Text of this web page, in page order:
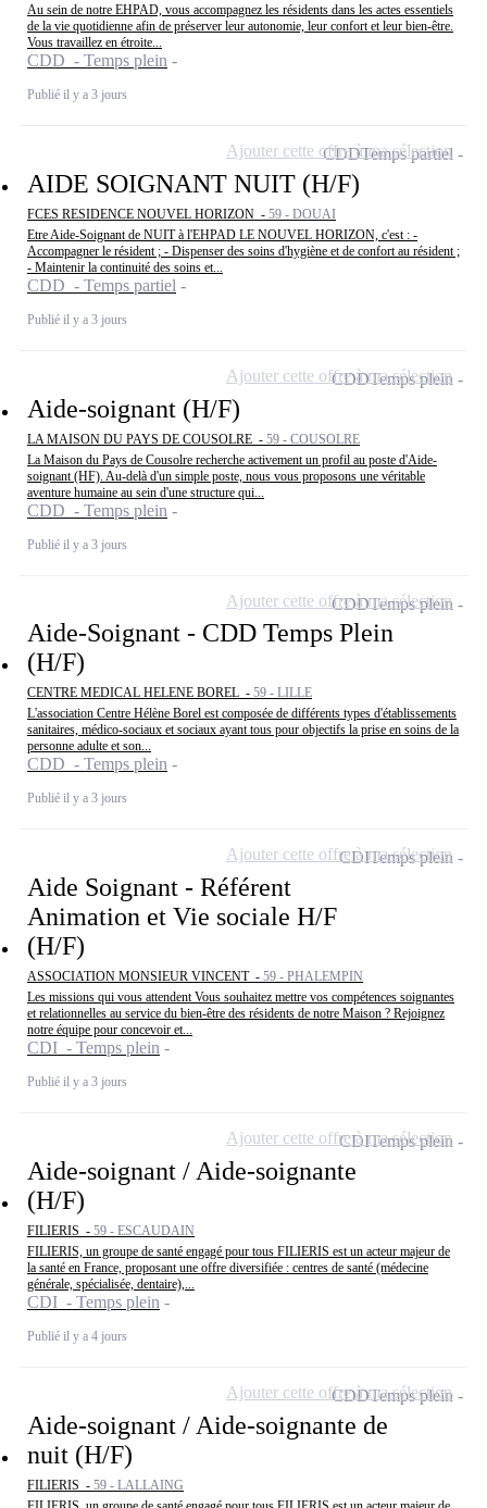
Au sein de notre EHPAD, vous accompagnez les résidents dans les actes essentiels
de la vie quotidienne afin de préserver leur autonomie, leur confort et leur bien-être.
Vous travaillez en étroite...
CDD - Temps plein
Publié il y a 3 jours
AIDE SOIGNANT NUIT (H/F)
FCES RESIDENCE NOUVEL HORIZON - 59 - DOUAI
Etre Aide-Soignant de NUIT à l'EHPAD LE NOUVEL HORIZON, c'est : -
Accompagner le résident ; - Dispenser des soins d'hygiène et de confort au résident ;
- Maintenir la continuité des soins et...
CDD - Temps partiel
Publié il y a 3 jours
CDDTemps partiel
Ajouter cette offre à ma sélection
Aide-soignant (H/F)
LA MAISON DU PAYS DE COUSOLRE - 59 - COUSOLRE
La Maison du Pays de Cousolre recherche activement un profil au poste d'Aide-
soignant (HF). Au-delà d'un simple poste, nous vous proposons une véritable
aventure humaine au sein d'une structure qui...
CDD - Temps plein
Publié il y a 3 jours
CDDTemps plein
Ajouter cette offre à ma sélection
Aide-Soignant - CDD Temps Plein
(H/F)
CENTRE MEDICAL HELENE BOREL - 59 - LILLE
L'association Centre Hélène Borel est composée de différents types d'établissements
sanitaires, médico-sociaux et sociaux ayant tous pour objectifs la prise en soins de la
personne adulte et son...
CDD - Temps plein
Publié il y a 3 jours
CDDTemps plein
Ajouter cette offre à ma sélection
Aide Soignant - Référent
Animation et Vie sociale H/F
(H/F)
ASSOCIATION MONSIEUR VINCENT - 59 - PHALEMPIN
Les missions qui vous attendent Vous souhaitez mettre vos compétences soignantes
et relationnelles au service du bien-être des résidents de notre Maison ? Rejoignez
notre équipe pour concevoir et...
CDI - Temps plein
Publié il y a 3 jours
CDITemps plein
Ajouter cette offre à ma sélection
Aide-soignant / Aide-soignante
(H/F)
FILIERIS - 59 - ESCAUDAIN
FILIERIS, un groupe de santé engagé pour tous FILIERIS est un acteur majeur de
la santé en France, proposant une offre diversifiée : centres de santé (médecine
générale, spécialisée, dentaire),...
CDI - Temps plein
Publié il y a 4 jours
CDITemps plein
Ajouter cette offre à ma sélection
Aide-soignant / Aide-soignante de
nuit (H/F)
FILIERIS - 59 - LALLAING
CDDTemps plein
Ajouter cette offre à ma sélection